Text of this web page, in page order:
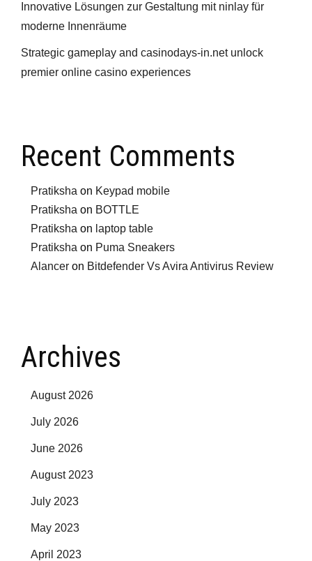
Innovative Lösungen zur Gestaltung mit ninlay für
moderne Innenräume
Strategic gameplay and casinodays-in.net unlock
premier online casino experiences
Recent Comments
Pratiksha on Keypad mobile
Pratiksha on BOTTLE
Pratiksha on laptop table
Pratiksha on Puma Sneakers
Alancer on Bitdefender Vs Avira Antivirus Review
Archives
August 2026
July 2026
June 2026
August 2023
July 2023
May 2023
April 2023